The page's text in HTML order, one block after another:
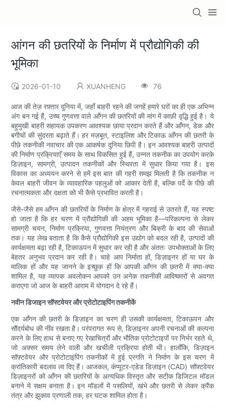
आंगन की छतरियों के निर्माण में प्रौद्योगिकी की
भूमिका
2026-01-10 XUANHENG 76
आज की तेज़ रफ़्तार दुनिया में, जहाँ बाहरी रहने की जगहें हमारे घरों का ही एक अभिन्न
अंग बन गई हैं, उच्च गुणवत्ता वाले आँगन की छतरियों की मांग में काफ़ी वृद्धि हुई है। ये
बहुमुखी बाहरी सहायक उपकरण आवश्यक छाया प्रदान करते हैं और आँगन, डेक और
बगीचों की सुंदरता बढ़ाते हैं। हर मज़बूत, स्टाइलिश और टिकाऊ आँगन की छतरी के
पीछे तकनीकी नवाचार की एक आकर्षक दुनिया छिपी है। इन आवश्यक बाहरी उत्पादों
की निर्माण प्रक्रियाएँ समय के साथ विकसित हुई हैं, उन्नत तकनीक का उपयोग करके
डिज़ाइन, सामग्री, उत्पादन तकनीकों और स्थिरता में सुधार किया गया है। इस
विकास का अध्ययन करने से हमें इस बात की गहरी समझ मिलती है कि तकनीक न
केवल बाहरी जीवन के व्यावहारिक पहलुओं को आकार देती है, बल्कि पर्दे के पीछे की
रचनात्मकता और दक्षता को भी कैसे प्रभावित करती है।
जैसे-जैसे हम आँगन की छतरियों के निर्माण के क्षेत्र में गहराई से उतरते हैं, यह स्पष्ट
हो जाता है कि हर चरण में प्रौद्योगिकी की अहम भूमिका है—परिकल्पना से लेकर
सामग्री चयन, निर्माण प्रक्रिया, गुणवत्ता नियंत्रण और बिक्री के बाद की सेवाओं
तक। यह लेख बताता है कि कैसे प्रौद्योगिकी इस उद्योग को बदल रही है, उत्पादों की
कार्यक्षमता बढ़ा रही है, टिकाऊपन में सुधार कर रही है और अंततः उपभोक्ताओं के लिए
बेहतर अनुभव प्रदान कर रही है। चाहे आप निर्माता हों, डिज़ाइनर हों या घर के
मालिक हों और यह जानने के इच्छुक हों कि आपकी आँगन की छतरी में क्या-क्या
शामिल है, यह व्यापक अवलोकन आपको उन अनेक तकनीकी आविष्कारों से अवगत
कराएगा जो आज के बाहरी आराम में योगदान दे रहे हैं।
नवीन डिजाइन सॉफ्टवेयर और प्रोटोटाइपिंग तकनीकें
एक आँगन की छतरी के डिज़ाइन का चरण ही उसकी कार्यक्षमता, टिकाऊपन और
सौंदर्यबोध की नींव रखता है। परंपरागत रूप से, डिज़ाइनर अपनी रचनाओं की कल्पना
करने के लिए हाथ से बनाए गए रेखाचित्रों और भौतिक प्रोटोटाइपों पर निर्भर रहते थे,
जो अक्सर समय लेने वाली और खर्चीली प्रक्रिया होती थी। हालाँकि, डिज़ाइन
सॉफ़्टवेयर और प्रोटोटाइपिंग तकनीकों में हुई प्रगति ने निर्माण के इस चरण में
क्रांतिकारी बदलाव ला दिए हैं। आजकल, कंप्यूटर-एडेड डिज़ाइन (CAD) सॉफ़्टवेयर
डिज़ाइनरों को आँगन की छतरियों के अत्यधिक विस्तृत और सटीक डिजिटल मॉडल
बनाने में सक्षम बनाता है। इन मॉडलों में पसलियों, खंभे और छतरी से लेकर क्रैंक
तंत्र और झुकाव प्रणाली तक, हर घटक शामिल होता है।